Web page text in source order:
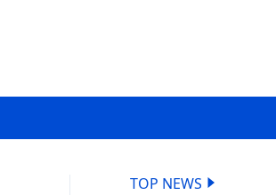
TOP NEWS